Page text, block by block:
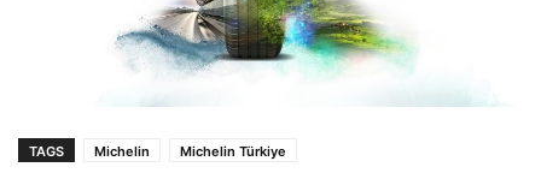
TAGS Michelin Michelin Türkiye